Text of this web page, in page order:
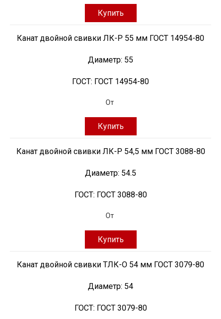
Купить
Канат двойной свивки ЛК-Р 55 мм ГОСТ 14954-80
Диаметр: 55
ГОСТ: ГОСТ 14954-80
От
Купить
Канат двойной свивки ЛК-Р 54,5 мм ГОСТ 3088-80
Диаметр: 54.5
ГОСТ: ГОСТ 3088-80
От
Купить
Канат двойной свивки ТЛК-О 54 мм ГОСТ 3079-80
Диаметр: 54
ГОСТ: ГОСТ 3079-80